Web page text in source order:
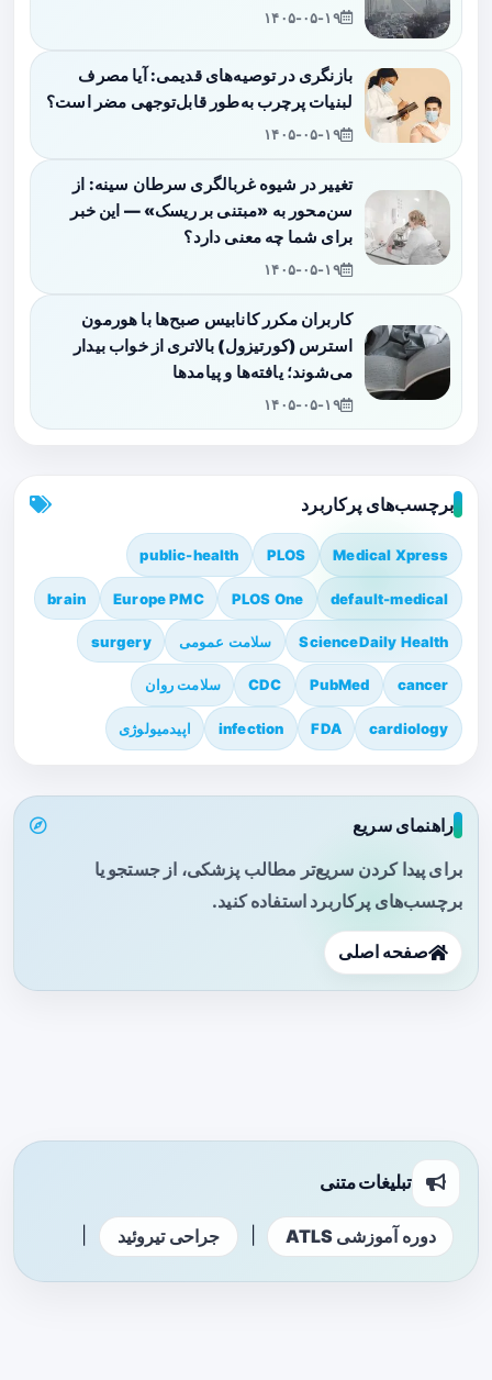
۱۴۰۵-۰۵-۱۹
بازنگری در توصیه‌های قدیمی: آیا مصرف
لبنیات پرچرب به‌طور قابل‌توجهی مضر است؟
۱۴۰۵-۰۵-۱۹
تغییر در شیوه غربالگری سرطان سینه: از
سن‌محور به «مبتنی بر ریسک» — این خبر
برای شما چه معنی دارد؟
۱۴۰۵-۰۵-۱۹
کاربران مکرر کانابیس صبح‌ها با هورمون
استرس (کورتیزول) بالاتری از خواب بیدار
می‌شوند؛ یافته‌ها و پیامدها
۱۴۰۵-۰۵-۱۹
برچسب‌های پرکاربرد
Medical Xpress
PLOS
public-health
default-medical
PLOS One
Europe PMC
brain
ScienceDaily Health سلامت عمومی surgery
cancer
PubMed
CDC سلامت روان
cardiology
FDA
infection اپیدمیولوژی
راهنمای سریع
برای پیدا کردن سریع‌تر مطالب پزشکی، از جستجو یا
برچسب‌های پرکاربرد استفاده کنید.
صفحه اصلی
تبلیغات متنی
دوره آموزشی ATLS جراحی تیروئید